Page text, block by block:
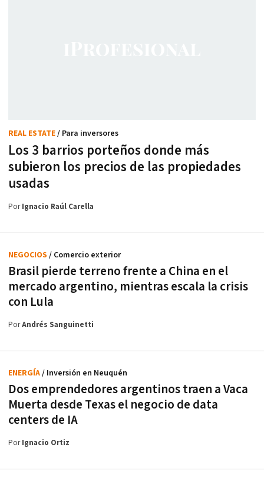
Los 3 barrios porteños donde más
subieron los precios de las propiedades
usadas
REAL ESTATE/ Para inversores
PorIgnacio Raúl Carella
Brasil pierde terreno frente a China en el
mercado argentino, mientras escala la crisis
con Lula
NEGOCIOS / Comercio exterior
PorAndrés Sanguinetti
Dos emprendedores argentinos traen a Vaca
Muerta desde Texas el negocio de data
centers de IA
ENERGÍA/ Inversión en Neuquén
PorIgnacio Ortiz